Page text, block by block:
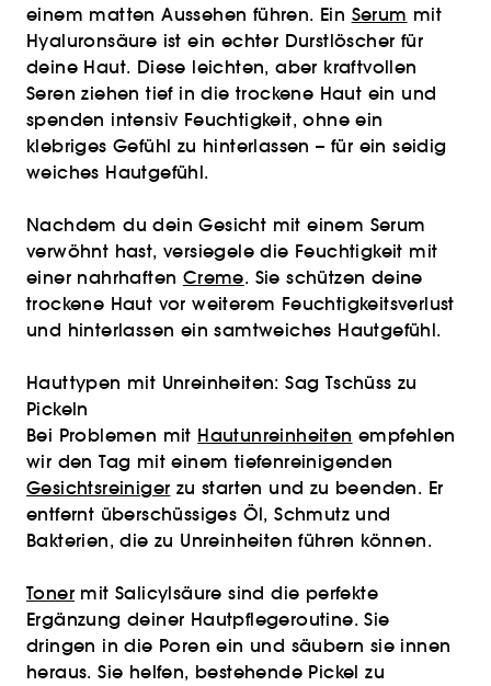
einem matten Aussehen führen. Ein Serum mit
Hyaluronsäure ist ein echter Durstlöscher für
deine Haut. Diese leichten, aber kraftvollen
Seren ziehen tief in die trockene Haut ein und
spenden intensiv Feuchtigkeit, ohne ein
klebriges Gefühl zu hinterlassen – für ein seidig
weiches Hautgefühl.
Nachdem du dein Gesicht mit einem Serum
verwöhnt hast, versiegele die Feuchtigkeit mit
einer nahrhaften Creme. Sie schützen deine
trockene Haut vor weiterem Feuchtigkeitsverlust
und hinterlassen ein samtweiches Hautgefühl.
Hauttypen mit Unreinheiten: Sag Tschüss zu
Pickeln
Bei Problemen mit Hautunreinheiten empfehlen
wir den Tag mit einem tiefenreinigenden
Gesichtsreiniger zu starten und zu beenden. Er
entfernt überschüssiges Öl, Schmutz und
Bakterien, die zu Unreinheiten führen können.
Toner mit Salicylsäure sind die perfekte
Ergänzung deiner Hautpflegeroutine. Sie
dringen in die Poren ein und säubern sie innen
heraus. Sie helfen, bestehende Pickel zu